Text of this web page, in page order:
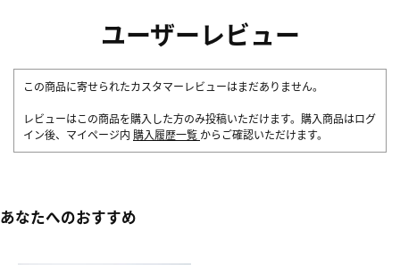
ユーザーレビュー
この商品に寄せられたカスタマーレビューはまだありません。
レビューはこの商品を購入した方のみ投稿いただけます。購入商品はログ
イン後、マイページ内 購入履歴一覧 からご確認いただけます。
あなたへのおすすめ